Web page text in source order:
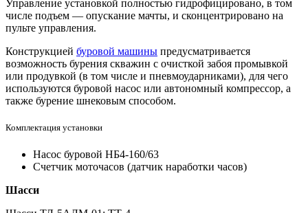
Управление установкой полностью гидрофицировано, в том
числе подъем — опускание мачты, и сконцентрировано на
пульте управления.
Конструкцией буровой машины предусматривается
возможность бурения скважин с очисткой забоя промывкой
или продувкой (в том числе и пневмоударниками), для чего
используются буровой насос или автономный компрессор, а
также бурение шнековым способом.
Комплектация установки
Насос буровой НБ4-160/63
Счетчик моточасов (датчик наработки часов)
Шасси